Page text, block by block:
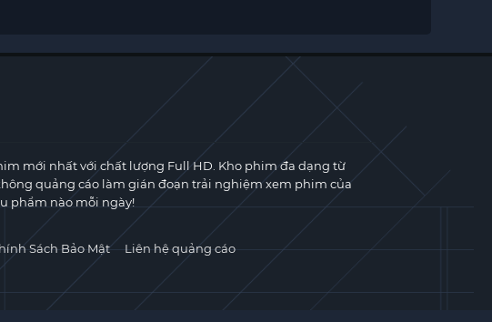
mới nhất với chất lượng Full HD. Kho phim đa dạng từ
quảng cáo làm gián đoạn trải nghiệm xem phim của
phẩm nào mỗi ngày!
Sách Bảo Mật Liên hệ quảng cáo